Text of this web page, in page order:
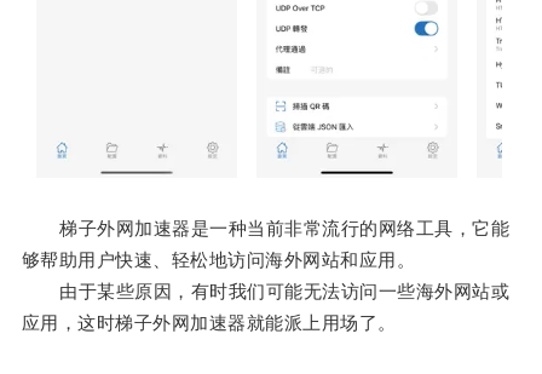
梯子外网加速器是一种当前非常流行的网络工具，它能
够帮助用户快速、轻松地访问海外网站和应用。
由于某些原因，有时我们可能无法访问一些海外网站或
应用，这时梯子外网加速器就能派上用场了。